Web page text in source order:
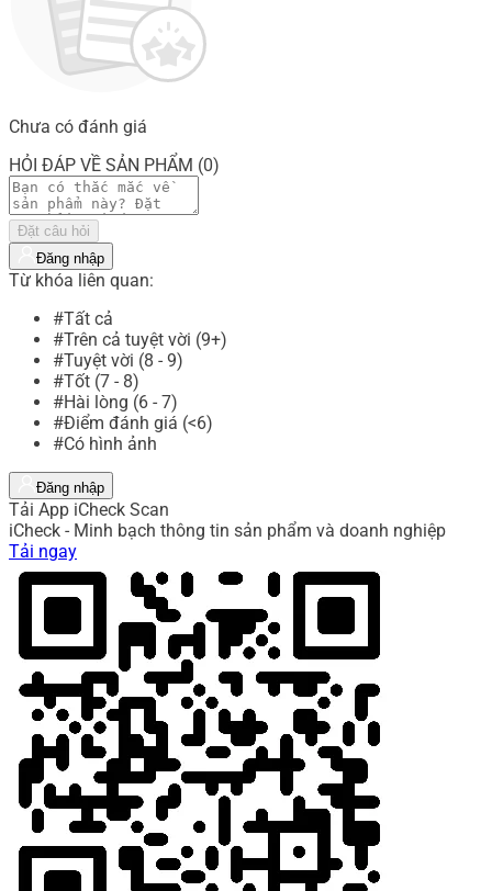
Chưa có đánh giá
HỎI ĐÁP VỀ SẢN PHẨM (0)
Đặt câu hỏi
Đăng nhập
Từ khóa liên quan:
#Tất cả
#Trên cả tuyệt vời (9+)
#Tuyệt vời (8 - 9)
#Tốt (7 - 8)
#Hài lòng (6 - 7)
#Điểm đánh giá (<6)
#Có hình ảnh
Đăng nhập
Tải App iCheck Scan
iCheck - Minh bạch thông tin sản phẩm và doanh nghiệp
Tải ngay